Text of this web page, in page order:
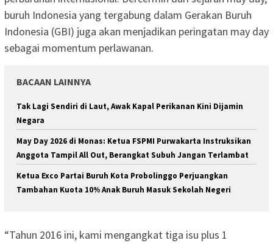
buruh Indonesia yang tergabung dalam Gerakan Buruh
Indonesia (GBI) juga akan menjadikan peringatan may day
sebagai momentum perlawanan.
BACAAN LAINNYA
Tak Lagi Sendiri di Laut, Awak Kapal Perikanan Kini Dijamin
Negara
May Day 2026 di Monas: Ketua FSPMI Purwakarta Instruksikan
Anggota Tampil All Out, Berangkat Subuh Jangan Terlambat
Ketua Exco Partai Buruh Kota Probolinggo Perjuangkan
Tambahan Kuota 10% Anak Buruh Masuk Sekolah Negeri
“Tahun 2016 ini, kami mengangkat tiga isu plus 1